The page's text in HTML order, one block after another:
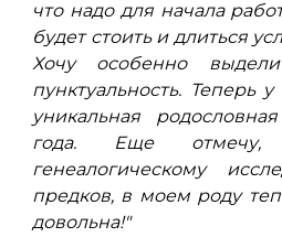
что надо для начала
будет стоить и длиться
Хочу особенно
пунктуальность. Теперь
уникальная
года. Еще отмечу,
генеалогическому
предков, в моем роду
довольна!"